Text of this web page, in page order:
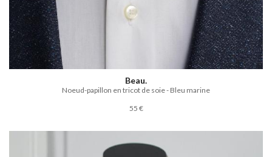
Beau.
Noeud-papillon en tricot de soie - Bleu marine
55 €